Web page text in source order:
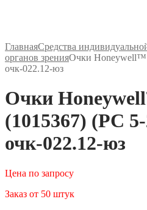
ГлавнаяСредства
органов зренияОчки Honeywell™
очк-022.12-юз
Очки
(1015367) (РС
очк-022.12-юз
Цена по запросу
Заказ от 50 штук